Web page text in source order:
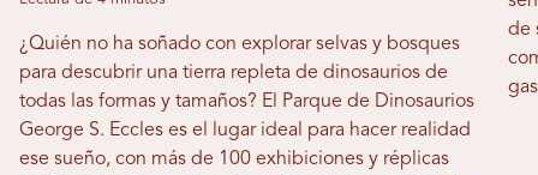
¿Quién no ha soñado con explorar selvas y bosques
para descubrir una tierra repleta de dinosaurios de
todas las formas y tamaños? El Parque de Dinosaurios
George S. Eccles es el lugar ideal para hacer realidad
ese sueño, con más de 100 exhibiciones y réplicas
de